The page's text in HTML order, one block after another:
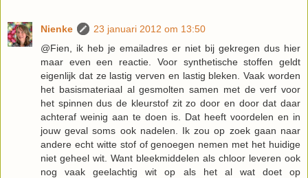
Nienke
23 januari 2012 om 13:50
@Fien, ik heb je emailadres er niet bij gekregen dus hier
maar even een reactie. Voor synthetische stoffen geldt
eigenlijk dat ze lastig verven en lastig bleken. Vaak worden
het basismateriaal al gesmolten samen met de verf voor
het spinnen dus de kleurstof zit zo door en door dat daar
achteraf weinig aan te doen is. Dat heeft voordelen en in
jouw geval soms ook nadelen. Ik zou op zoek gaan naar
andere echt witte stof of genoegen nemen met het huidige
niet geheel wit. Want bleekmiddelen als chloor leveren ook
nog vaak geelachtig wit op als het al wat doet op